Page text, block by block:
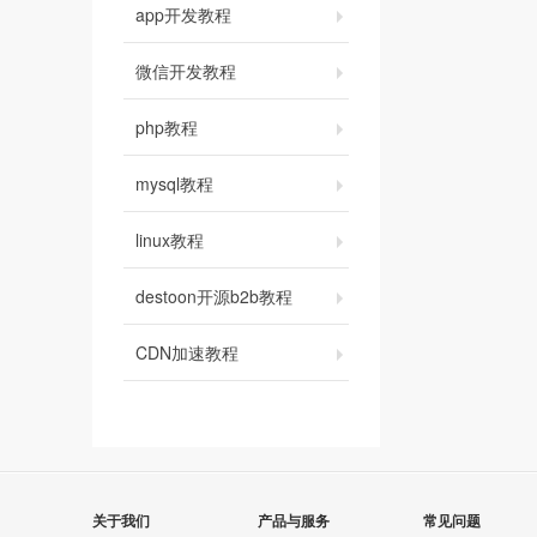
app开发教程
微信开发教程
php教程
mysql教程
linux教程
destoon开源b2b教程
CDN加速教程
关于我们 产品与服务 常见问题